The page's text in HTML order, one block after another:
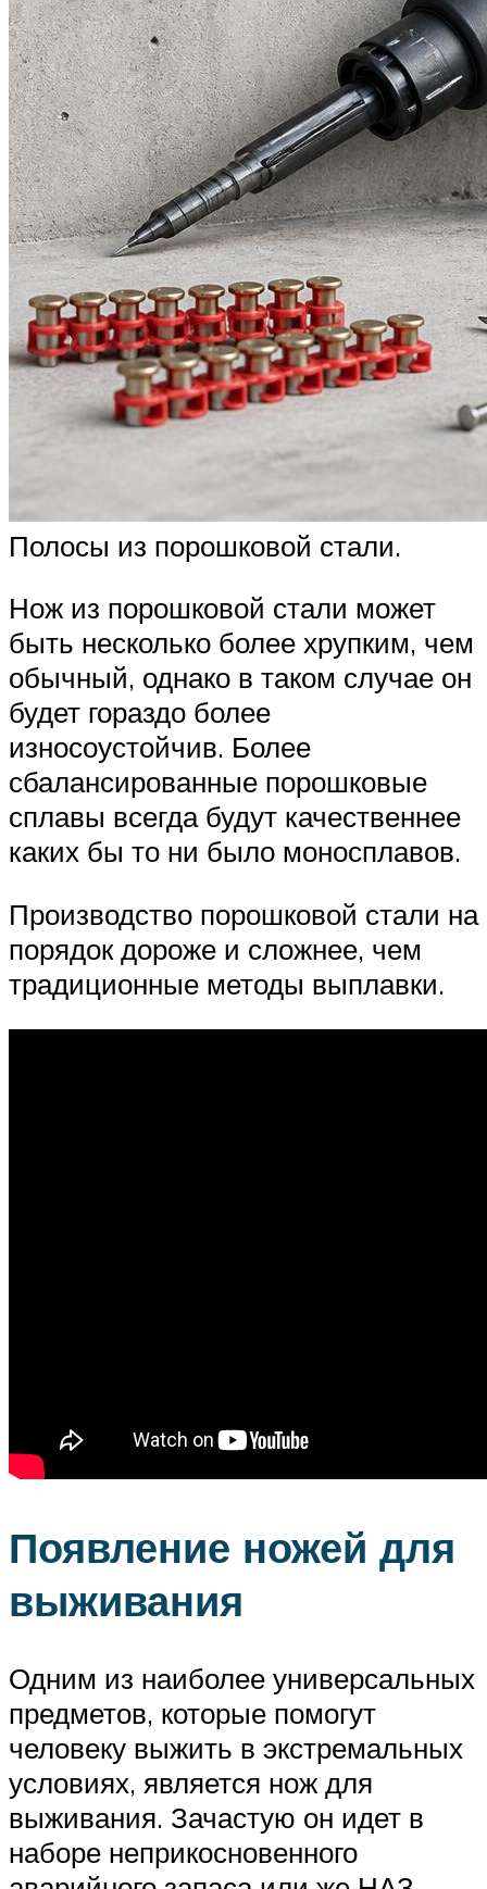
Полосы из порошковой стали.
Нож из порошковой стали может
быть несколько более хрупким, чем
обычный, однако в таком случае он
будет гораздо более
износоустойчив. Более
сбалансированные порошковые
сплавы всегда будут качественнее
каких бы то ни было моносплавов.
Производство порошковой стали на
порядок дороже и сложнее, чем
традиционные методы выплавки.
Появление ножей для
выживания
Одним из наиболее универсальных
предметов, которые помогут
человеку выжить в экстремальных
условиях, является нож для
выживания. Зачастую он идет в
наборе неприкосновенного